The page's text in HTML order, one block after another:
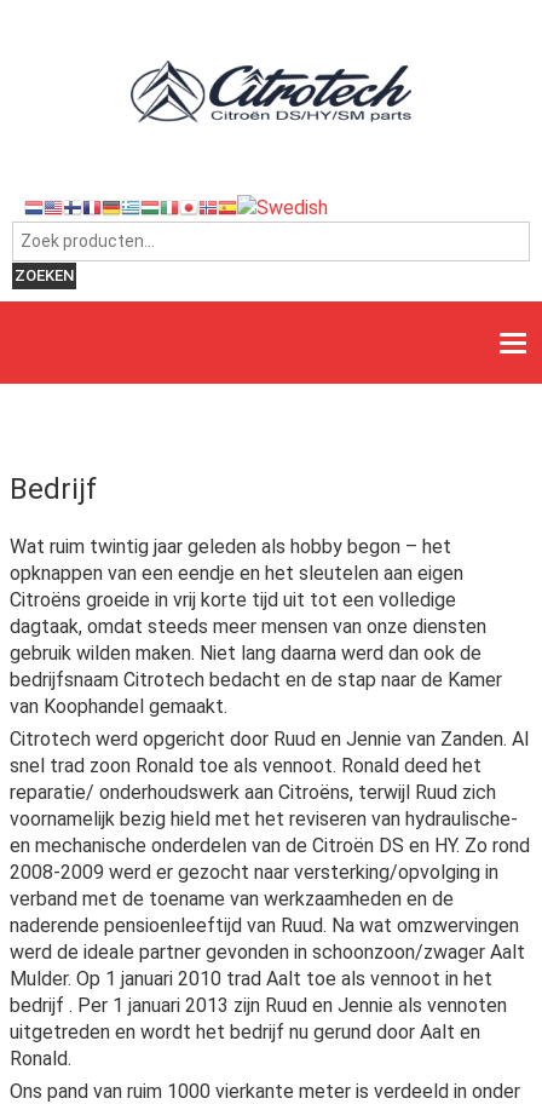
Zoeken naar:
ZOEKEN
Bedrijf
Wat ruim twintig jaar geleden als hobby begon – het
opknappen van een eendje en het sleutelen aan eigen
Citroëns groeide in vrij korte tijd uit tot een volledige
dagtaak, omdat steeds meer mensen van onze diensten
gebruik wilden maken. Niet lang daarna werd dan ook de
bedrijfsnaam Citrotech bedacht en de stap naar de Kamer
van Koophandel gemaakt.
Citrotech werd opgericht door Ruud en Jennie van Zanden. Al
snel trad zoon Ronald toe als vennoot. Ronald deed het
reparatie/ onderhoudswerk aan Citroëns, terwijl Ruud zich
voornamelijk bezig hield met het reviseren van hydraulische-
en mechanische onderdelen van de Citroën DS en HY. Zo rond
2008-2009 werd er gezocht naar versterking/opvolging in
verband met de toename van werkzaamheden en de
naderende pensioenleeftijd van Ruud. Na wat omzwervingen
werd de ideale partner gevonden in schoonzoon/zwager Aalt
Mulder. Op 1 januari 2010 trad Aalt toe als vennoot in het
bedrijf . Per 1 januari 2013 zijn Ruud en Jennie als vennoten
uitgetreden en wordt het bedrijf nu gerund door Aalt en
Ronald.
Ons pand van ruim 1000 vierkante meter is verdeeld in onder